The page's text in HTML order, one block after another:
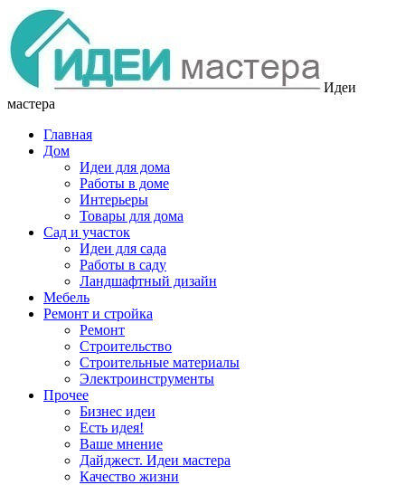
Идеи
мастера
Главная
Дом
Идеи для дома
Работы в доме
Интерьеры
Товары для дома
Сад и участок
Идеи для сада
Работы в саду
Ландшафтный дизайн
Мебель
Ремонт и стройка
Ремонт
Строительство
Строительные материалы
Электроинструменты
Прочее
Бизнес идеи
Есть идея!
Ваше мнение
Дайджест. Идеи мастера
Качество жизни